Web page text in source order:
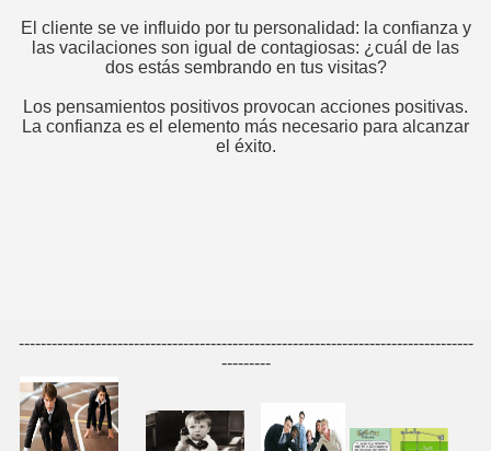
El cliente se ve influido por tu personalidad: la confianza y
las vacilaciones son igual de contagiosas: ¿cuál de las
dos estás sembrando en tus visitas?
Los pensamientos positivos provocan acciones positivas.
La confianza es el elemento más necesario para alcanzar
el éxito.
-----------------------------------------------------------------------------------
---------
de otros